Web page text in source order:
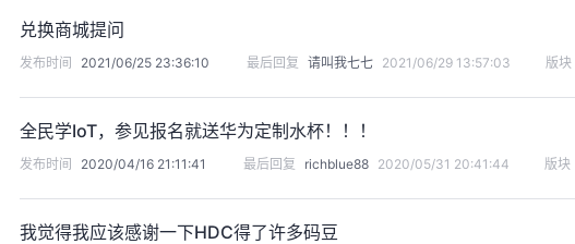
兑换商城提问
发布时间 2021/06/25 23:36:10 最后回复 请叫我七七 2021/06/29 13:57:03 版块
全民学IoT，参见报名就送华为定制水杯！！！
发布时间 2020/04/16 21:11:41 最后回复 richblue88 2020/05/31 20:41:44 版块
我觉得我应该感谢一下HDC得了许多码豆